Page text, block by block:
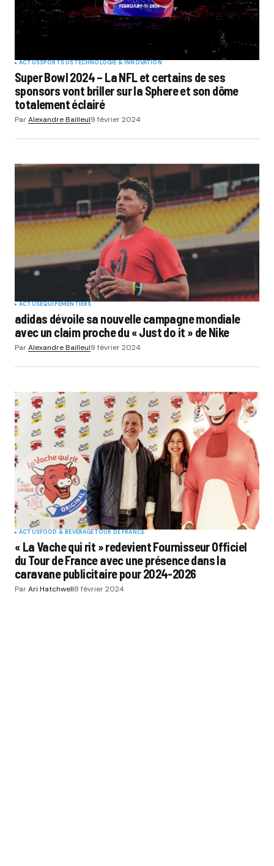
ACTUSSPORTS USTECHNOLOGIE & INNOVATION
Super Bowl 2024 – La NFL et certains de ses
sponsors vont briller sur la Sphere et son dôme
totalement éclairé
ParAlexandre Bailleul9 février 2024
ACTUSEQUIPEMENTIERS
adidas dévoile sa nouvelle campagne mondiale
avec un claim proche du « Just do it » de Nike
ParAlexandre Bailleul9 février 2024
ACTUSFOOD & BEVERAGETOUR DE FRANCE
« La Vache qui rit » redevient Fournisseur Officiel
du Tour de France avec une présence dans la
caravane publicitaire pour 2024-2026
ParAri Hatchwell8 février 2024